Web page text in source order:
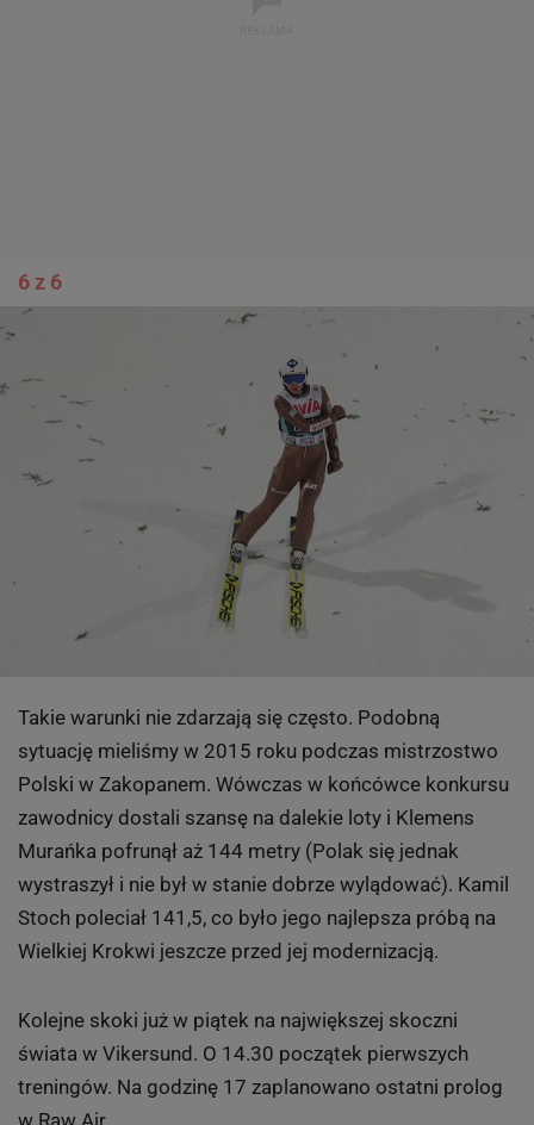
6 z 6
Takie warunki nie zdarzają się często. Podobną
sytuację mieliśmy w 2015 roku podczas mistrzostwo
Polski w Zakopanem. Wówczas w końcówce konkursu
zawodnicy dostali szansę na dalekie loty i Klemens
Murańka pofrunął aż 144 metry (Polak się jednak
wystraszył i nie był w stanie dobrze wylądować). Kamil
Stoch poleciał 141,5, co było jego najlepsza próbą na
Wielkiej Krokwi jeszcze przed jej modernizacją.
Kolejne skoki już w piątek na największej skoczni
świata w Vikersund. O 14.30 początek pierwszych
treningów. Na godzinę 17 zaplanowano ostatni prolog